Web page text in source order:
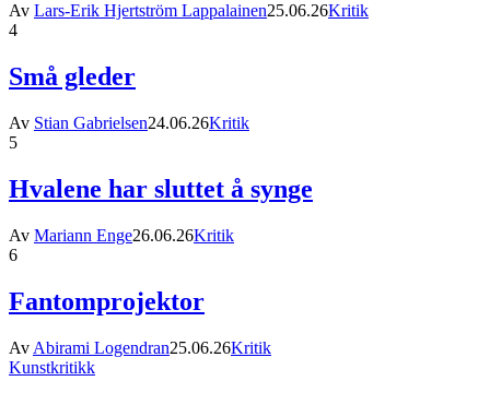
Av Lars-Erik Hjertström Lappalainen25.06.26Kritik
4
Små gleder
Av Stian Gabrielsen24.06.26Kritik
5
Hvalene har sluttet å synge
Av Mariann Enge26.06.26Kritik
6
Fantomprojektor
Av Abirami Logendran25.06.26Kritik
Kunstkritikk